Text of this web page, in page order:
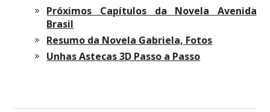
Próximos Capítulos da Novela Avenida
Brasil
Resumo da Novela Gabriela, Fotos
Unhas Astecas 3D Passo a Passo